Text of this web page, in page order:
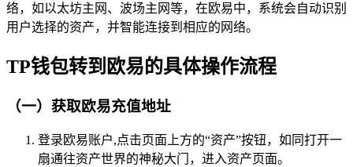
络，如以太坊主网、波场主网等，在欧易中，系统会自动识别
用户选择的资产，并智能连接到相应的网络。
TP钱包转到欧易的具体操作流程
（一）获取欧易充值地址
登录欧易账户,点击页面上方的“资产”按钮，如同打开一
扇通往资产世界的神秘大门，进入资产页面。